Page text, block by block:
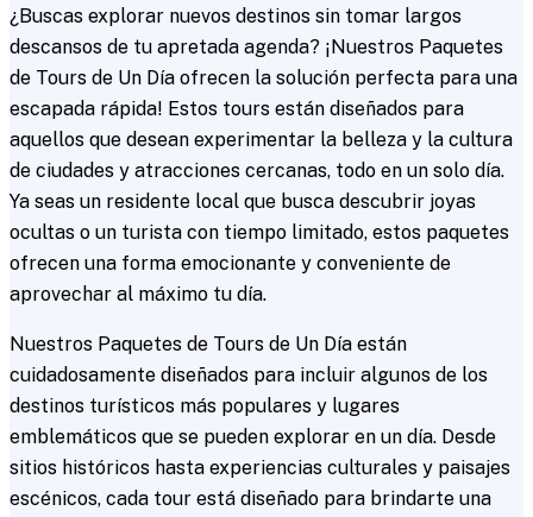
¿Buscas explorar nuevos destinos sin tomar largos
descansos de tu apretada agenda? ¡Nuestros Paquetes
de Tours de Un Día ofrecen la solución perfecta para una
escapada rápida! Estos tours están diseñados para
aquellos que desean experimentar la belleza y la cultura
de ciudades y atracciones cercanas, todo en un solo día.
Ya seas un residente local que busca descubrir joyas
ocultas o un turista con tiempo limitado, estos paquetes
ofrecen una forma emocionante y conveniente de
aprovechar al máximo tu día.
Nuestros Paquetes de Tours de Un Día están
cuidadosamente diseñados para incluir algunos de los
destinos turísticos más populares y lugares
emblemáticos que se pueden explorar en un día. Desde
sitios históricos hasta experiencias culturales y paisajes
escénicos, cada tour está diseñado para brindarte una